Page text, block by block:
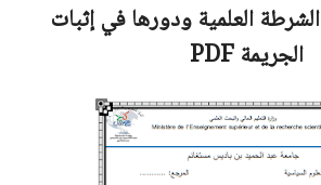
الشرطة العلمية ودورها في إثبات
الجريمةPDF